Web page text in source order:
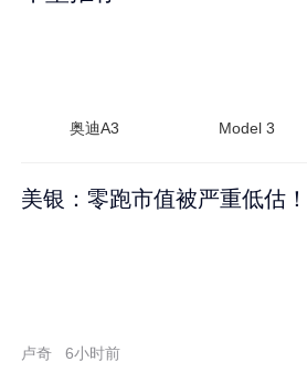
奥迪A3 Model 3
美银：零跑市值被严重低估
卢奇 6小时前